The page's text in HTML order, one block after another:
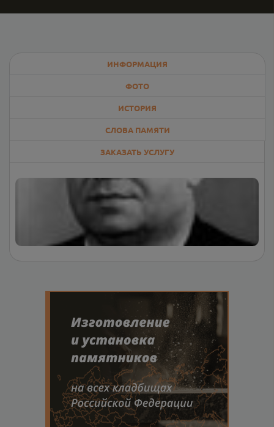
ИНФОРМАЦИЯ
ФОТО
ИСТОРИЯ
СЛОВА ПАМЯТИ
ЗАКАЗАТЬ УСЛУГУ